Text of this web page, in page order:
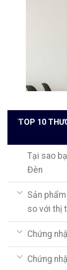
TOP 10
Tại sao
Đèn
Sản
so với thị
Chứng
Chứng